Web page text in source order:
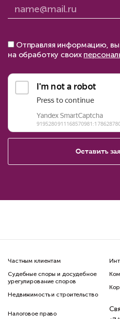
Отправляя информацию, вы
на обработку своих
Оставить
Частным клиентам
Судебные споры и досудебное
урегулирование споров
Недвижимость и строительство
Налоговое право